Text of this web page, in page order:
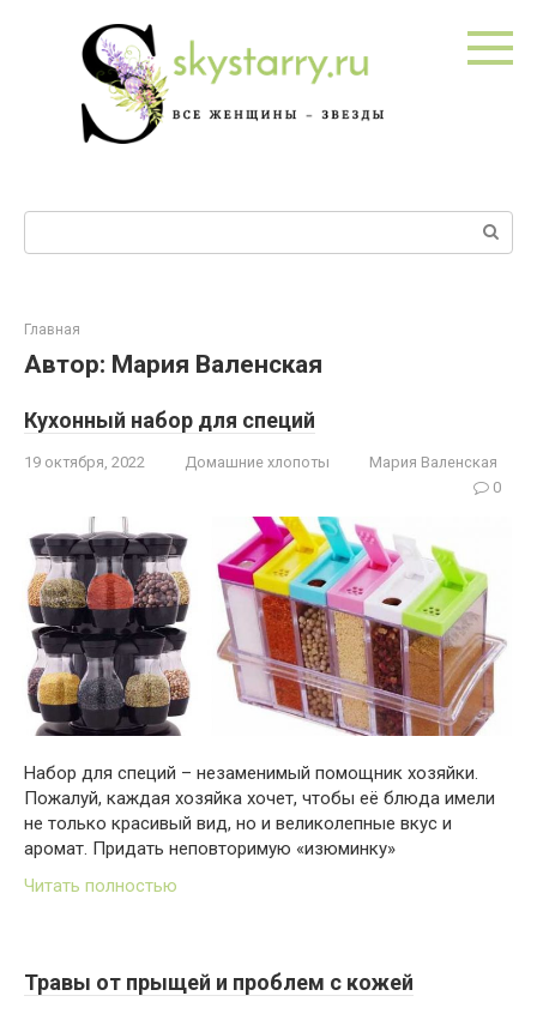
Поиск:
Главная
Автор: Мария Валенская
Кухонный набор для специй
19 октября, 2022 Домашние хлопоты
Мария Валенская
0
Набор для специй – незаменимый помощник хозяйки.
Пожалуй, каждая хозяйка хочет, чтобы её блюда имели
не только красивый вид, но и великолепные вкус и
аромат. Придать неповторимую «изюминку»
Читать полностью
Травы от прыщей и проблем с кожей